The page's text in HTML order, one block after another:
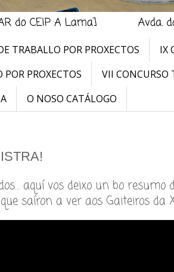
TRABALLO POR PROXECTOS
IX
PROXECTOS
VII CONCURSO
O NOSO CATÁLOGO
aquí vos deixo un bo resumo
que saíron a ver aos Gaiteiros da